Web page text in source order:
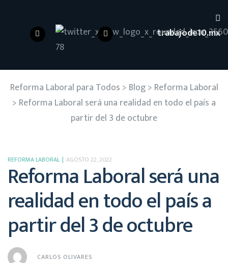
trabajode10.mx
Reforma Laboral para Todos > Blog> Reforma Laboral
> Reforma Laboral será una realidad en todo el país a
partir del 3 de octubre
REFORMA LABORAL AGOSTO 22, 2022
Reforma Laboral será una
realidad en todo el país a
partir del 3 de octubre
CARLOS OLIVARES